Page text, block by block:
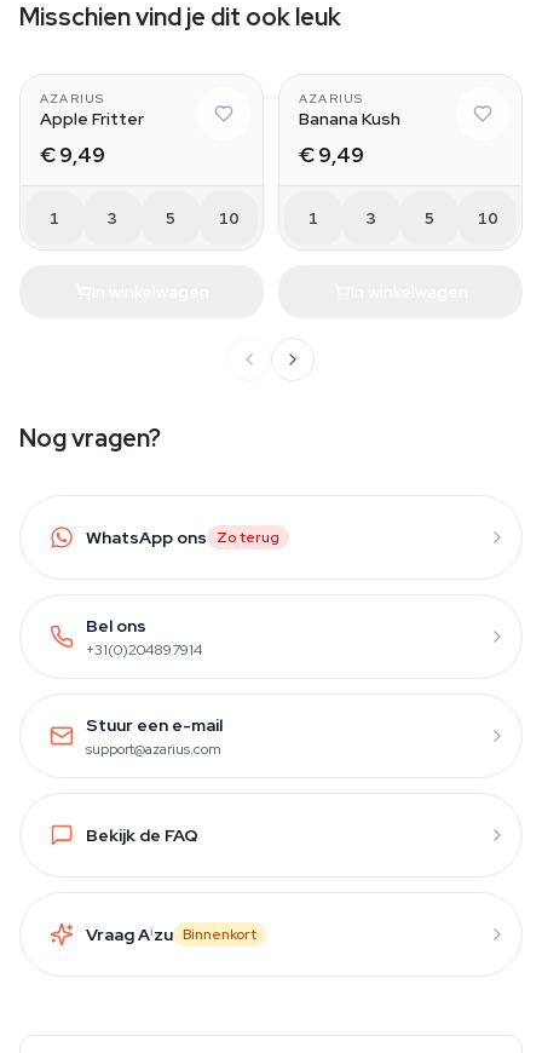
Misschien vind je dit ook leuk
AZARIUS
Apple Fritter
€ 9,49
1 3 5 10
AZARIUS
Banana Kush
€ 9,49
1 3 5 10
Nog vragen?
WhatsApp ons Zo terug
Bel ons
+31(0)204897914
Stuur een e-mail
support@azarius.com
Bekijk de FAQ
Vraag Aizu Binnenkort